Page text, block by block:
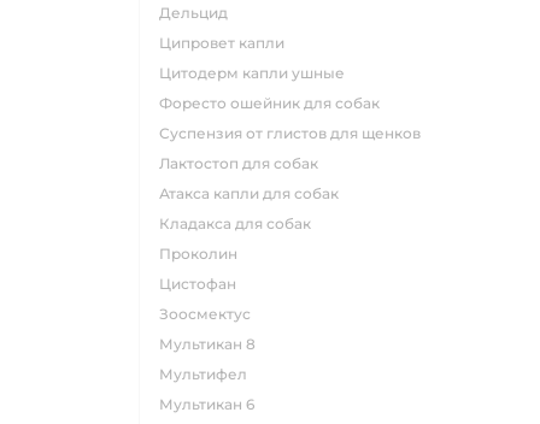
дельцид
ципровет капли
цитодерм капли ушные
форесто ошейник для собак
суспензия от глистов для щенков
лактостоп для собак
атакса капли для собак
кладакса для собак
проколин
цистофан
зоосмектус
мультикан 8
мультифел
мультикан 6